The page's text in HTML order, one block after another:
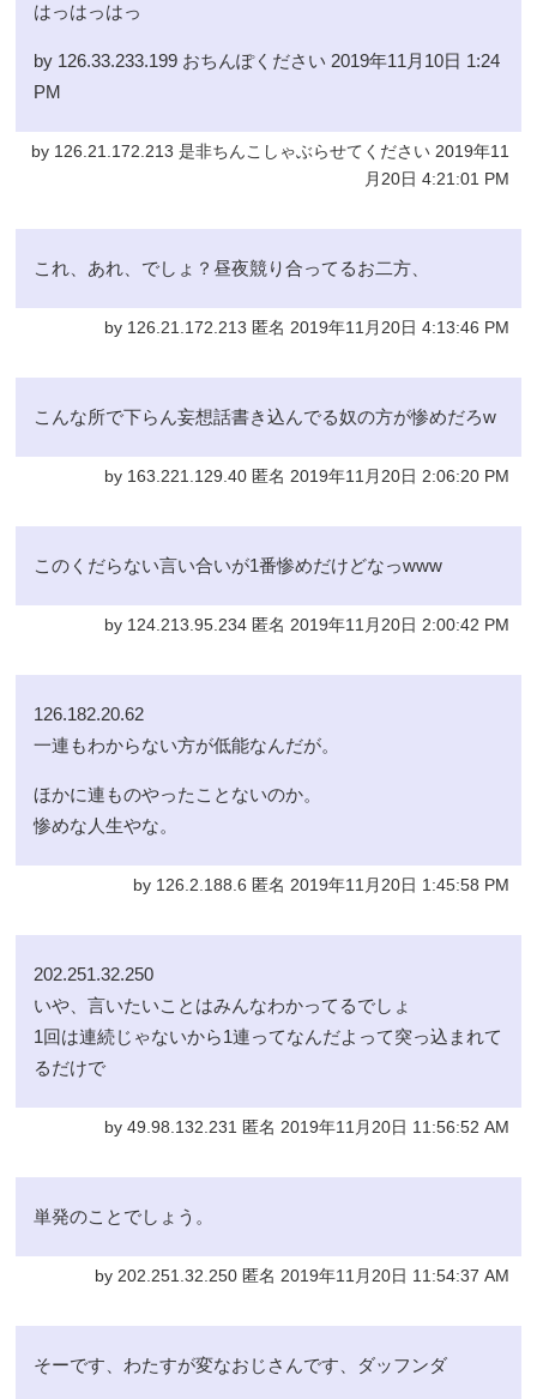
はっはっはっ
by 126.33.233.199 おちんぽください 2019年11月10日 1:24
PM
by 126.21.172.213 是非ちんこしゃぶらせてください 2019年11
月20日 4:21:01 PM
これ、あれ、でしょ？昼夜競り合ってるお二方、
by 126.21.172.213 匿名 2019年11月20日 4:13:46 PM
こんな所で下らん妄想話書き込んでる奴の方が惨めだろw
by 163.221.129.40 匿名 2019年11月20日 2:06:20 PM
このくだらない言い合いが1番惨めだけどなっwww
by 124.213.95.234 匿名 2019年11月20日 2:00:42 PM
126.182.20.62
一連もわからない方が低能なんだが。
ほかに連ものやったことないのか。
惨めな人生やな。
by 126.2.188.6 匿名 2019年11月20日 1:45:58 PM
202.251.32.250
いや、言いたいことはみんなわかってるでしょ
1回は連続じゃないから1連ってなんだよって突っ込まれて
るだけで
by 49.98.132.231 匿名 2019年11月20日 11:56:52 AM
単発のことでしょう。
by 202.251.32.250 匿名 2019年11月20日 11:54:37 AM
そーです、わたすが変なおじさんです、ダッフンダ